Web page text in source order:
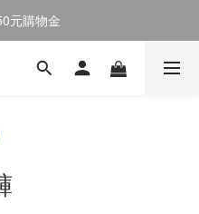
元購物金
元購物金
即享免運